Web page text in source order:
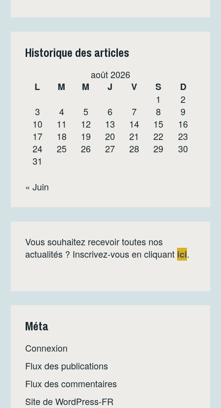
Historique des articles
août 2026
L
M M J V S
D
1
2
3
4 5 6 7 8
9
10
11 12 13 14 15
16
17
18 19 20 21 22
23
24
25 26 27 28 29
30
31
« Juin
Vous souhaitez recevoir toutes nos
actualités ? Inscrivez-vous en cliquant ici.
Méta
Connexion
Flux des publications
Flux des commentaires
Site de WordPress-FR